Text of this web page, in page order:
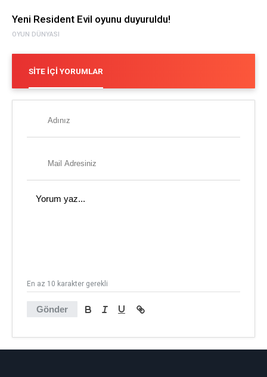
OYUN DÜNYASI
Yeni Resident Evil oyunu duyuruldu!
SITE İÇI YORUMLAR
Gönder
En az 10 karakter gerekli